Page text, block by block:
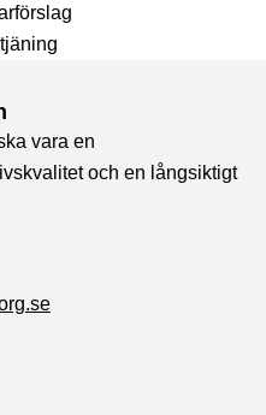
vara en
och en långsiktigt